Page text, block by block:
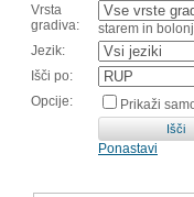
Vrsta
gradiva:
starem in
Jezik:
Išči po:
Opcije:
Prikaži
Ponastavi